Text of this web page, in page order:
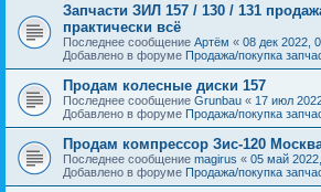
Запчасти ЗИЛ 157 / 130 / 131
практически всё
Последнее сообщение Артём « 08 дек 2022,
Добавлено в форуме Продажа/покупка
Продам колесные диски 157
Последнее сообщение Grunbau « 17 июл
Добавлено в форуме Продажа/покупка
Продам компрессор Зис-120
Последнее сообщение magirus « 05 май
Добавлено в форуме Продажа/покупка